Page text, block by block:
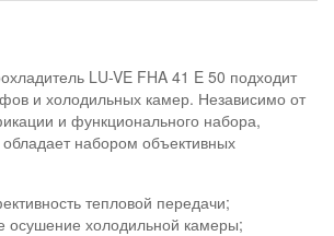
LU-VE FHA 41 E 50 подходит
и холодильных камер. Независимо от
и функционального набора,
обладает набором объективных
тепловой передачи;
осушение холодильной камеры;